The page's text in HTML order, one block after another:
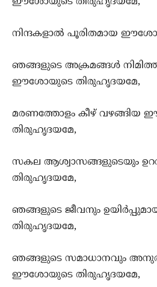
നിന്ദകളാല്‍ പൂരിതമായ
ഞങ്ങളുടെ അക്രമങ്ങള്‍
ഈശോയുടെ തിരുഹൃദയമേ,
മരണത്തോളം കീഴ് വഴങ്ങിയ
തിരുഹൃദയമേ,
സകല ആശ്വാസങ്ങളുടെയും
തിരുഹൃദയമേ,
ഞങ്ങളുടെ ജീവനും
തിരുഹൃദയമേ,
ഞങ്ങളുടെ സമാധാനവും
ഈശോയുടെ തിരുഹൃദയമേ,